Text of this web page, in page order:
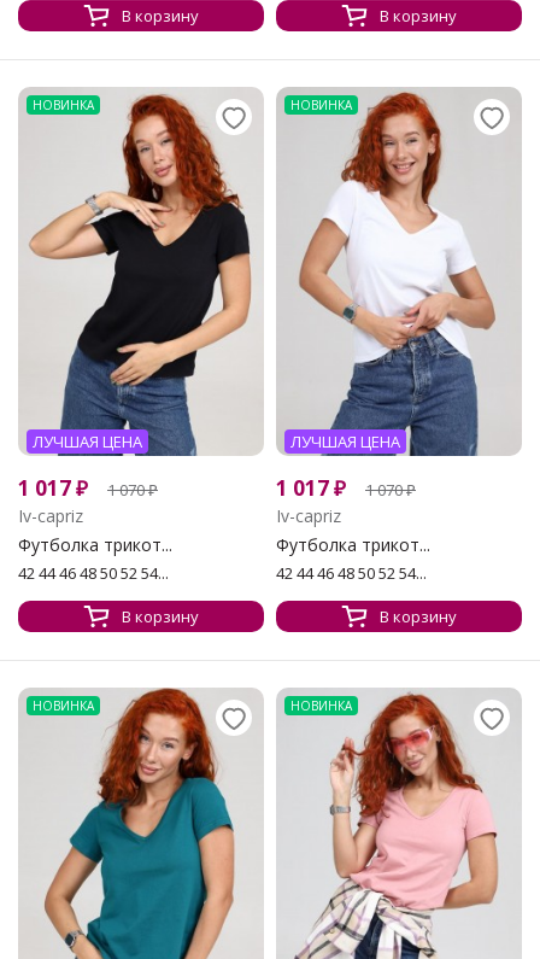
В корзину
В корзину
НОВИНКА
ЛУЧШАЯ ЦЕНА
1 017₽ 1 070₽
Iv-capriz
Футболка трикот...
42 44 46 48 50 52 54...
В корзину
НОВИНКА
ЛУЧШАЯ ЦЕНА
1 017₽ 1 070₽
Iv-capriz
Футболка трикот...
42 44 46 48 50 52 54...
В корзину
НОВИНКА НОВИНКА